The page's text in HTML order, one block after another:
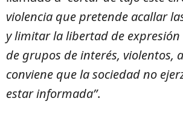
violencia que pretende acallar
y limitar la libertad de expresión
de grupos de interés, violentos,
conviene que la sociedad no
estar informada”.